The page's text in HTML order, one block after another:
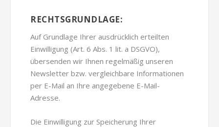
RECHTSGRUNDLAGE:
Auf Grundlage Ihrer ausdrücklich erteilten
Einwilligung (Art. 6 Abs. 1 lit. a DSGVO),
übersenden wir Ihnen regelmäßig unseren
Newsletter bzw. vergleichbare Informationen
per E-Mail an Ihre angegebene E-Mail-
Adresse.
Die Einwilligung zur Speicherung Ihrer